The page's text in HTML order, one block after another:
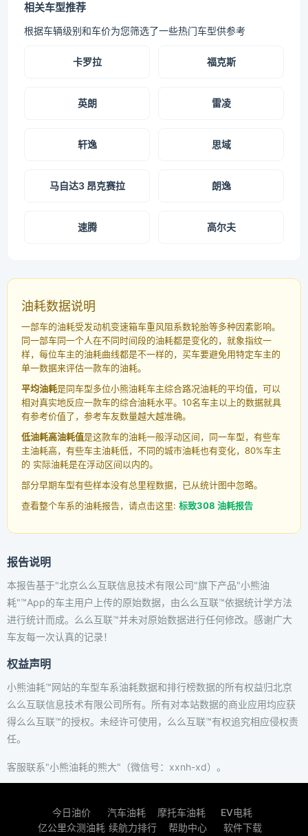
相关车型推荐
根据车辆级别和车价为您筛选了一些热门车型供参考
卡罗拉 福克斯
英朗 雷凌
轩逸 思域
马自达3 昂克赛拉 朗逸
速腾 高尔夫
油耗数据说明
一部车的油耗受发动机变速箱车重风阻系数轮胎等多种因素影响。
同一部车同一个人在不同时间段的油耗都是变化的，就象指纹一
样，每位车主的油耗曲线都是不一样的，买车要避免用特定车主的
单一数据来评估一款车的油耗。
平均油耗是同车型多位小熊油耗车主综合路况油耗的平均值，可以
相对真实地反应一款车的综合油耗水平。10名车主以上的数据就具
有参考价值了，参考车友数量越大越准确。
低油耗高油耗值是这款车的油耗一般浮动区间，同一车型，有些车
主油耗高，有些车主油耗低，不同的城市油耗也有变化，80%车主
的 实际油耗是在浮动区间以内的。
部分早期车型有些样本没有总里程数据，已从统计图中忽略。
查看整个车系的油耗报告，请点击这里: 标致308 油耗报告
报告说明
本报告基于"北京么么互联信息技术有限公司"旗下产品"小熊油
耗"™App的车主用户上传的原始数据，由么么互联™依据统计学方法
进行统计而成。么么互联™并未对原始数据进行任何修改。感谢广大
车友每一次认真的记录！
权益声明
小熊油耗™网站的车型车系油耗数据和排行榜数据的所有权益归北京
么么互联信息技术有限公司所有。所有对本站数据的商业应用均应获
得么么互联™的授权。未经许可使用，么么互联™有权追究相应侵权责
任。
客服联系"小熊油耗的熊大"（微信号：xxnh-xd）。
今日油价 汽车油耗 摩托车油耗
EV电耗
亿公里众测油耗 续航力排行 帮助中心 软件下载